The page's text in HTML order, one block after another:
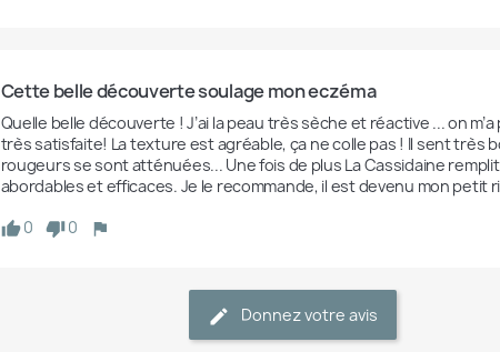
Cette belle découverte soulage mon eczéma
Quelle belle découverte ! J’ai la peau très sèche et réactive ... on
très satisfaite! La texture est agréable, ça ne colle pas ! Il sent très
rougeurs se sont atténuées... Une fois de plus La Cassidaine
abordables et efficaces. Je le recommande, il est devenu mon petit
0
0
Donnez votre avis